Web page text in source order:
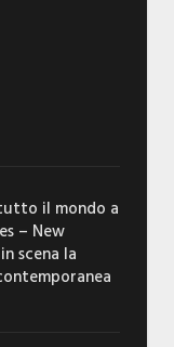
il mondo a
– New
scena la